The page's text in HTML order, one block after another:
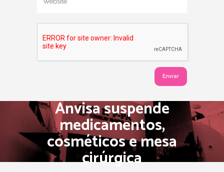
Anvisa suspende
medicamentos,
cosméticos e mesa
cirúrgica